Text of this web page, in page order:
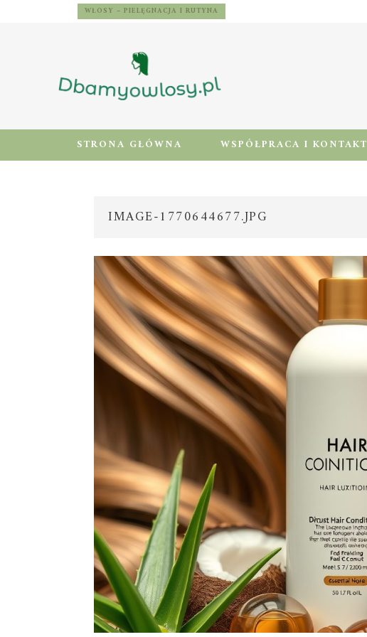
WŁOSY – PIELĘGNACJA I RUTYNA
STRONA GŁÓWNA WSPÓŁPRACA I KONTAKT
IMAGE-1770644677.JPG